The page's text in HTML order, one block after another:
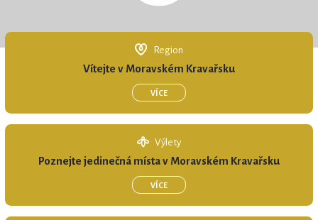
REGIONÁLNÍ ZNAČKA
MORAVSKÉ KRAVAŘSKO regionální
produkt®
Region
Vítejte v Moravském Kravařsku
VÍCE
Výlety
Poznejte jedinečná místa v Moravském Kravařsku
VÍCE